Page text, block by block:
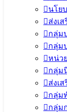
นโย
ส่งเ
กลุ่ม
กลุ่ม
หน่ว
กลุ่ม
ส่งเ
กลุ่ม
กลุ่ม